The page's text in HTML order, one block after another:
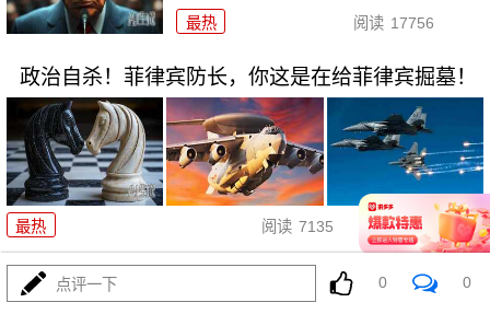
最热 阅读 17756
政治自杀！菲律宾防长，你这是在给菲律宾掘墓！
最热 阅读 7135 08-03
特朗普这狼来了连演十遍，伊朗：你猜我信不信？
点评一下 0 0